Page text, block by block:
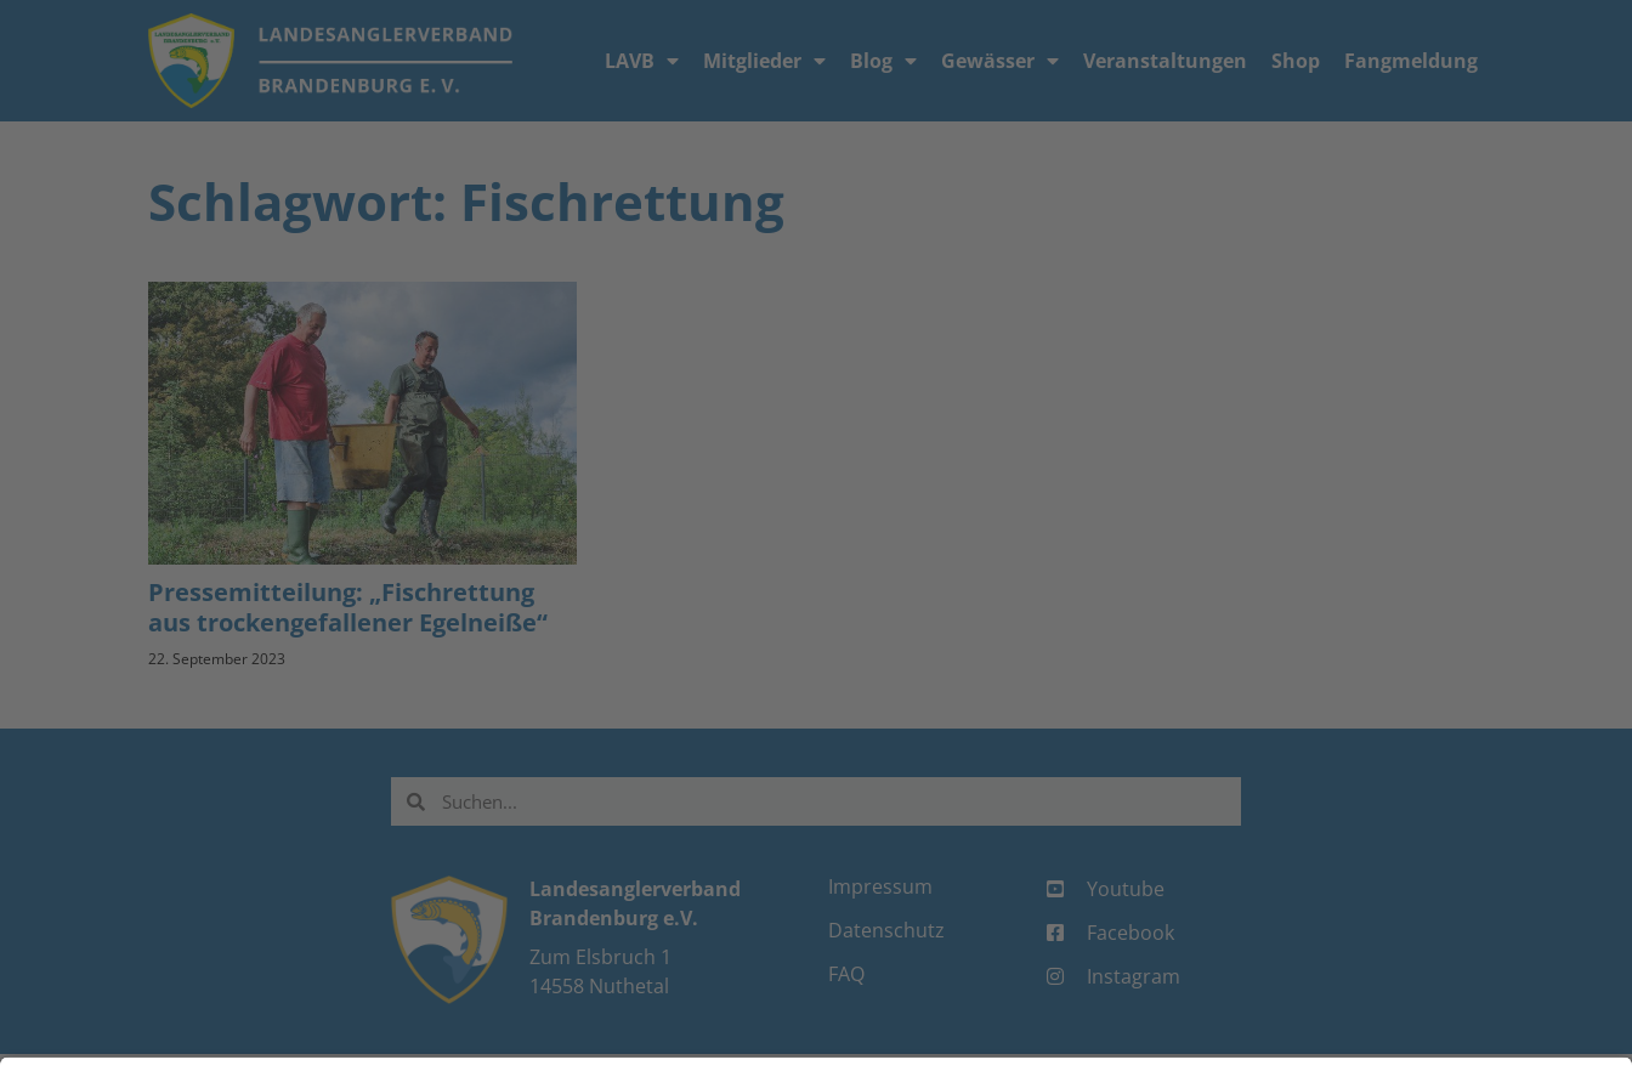
LAVB Mitglieder Blog Gewässer Veranstaltungen Shop Fangmeldung
Schlagwort: Fischrettung
Pressemitteilung: „Fischrettung
aus trockengefallener Egelneiße“
22. September 2023
Landesanglerverband
Brandenburg e.V.
Zum Elsbruch 1
14558 Nuthetal
Impressum
Datenschutz
FAQ
Youtube
Facebook
Instagram